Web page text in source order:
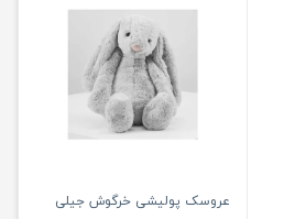
عروسک پولیشی خرگوش جیلی